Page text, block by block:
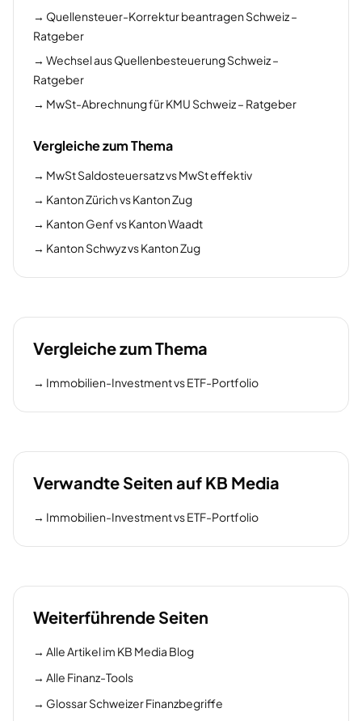
→ Quellensteuer-Korrektur beantragen Schweiz –
Ratgeber
→ Wechsel aus Quellenbesteuerung Schweiz –
Ratgeber
→ MwSt-Abrechnung für KMU Schweiz – Ratgeber
Vergleiche zum Thema
→ MwSt Saldosteuersatz vs MwSt effektiv
→ Kanton Zürich vs Kanton Zug
→ Kanton Genf vs Kanton Waadt
→ Kanton Schwyz vs Kanton Zug
Vergleiche zum Thema
→ Immobilien-Investment vs ETF-Portfolio
Verwandte Seiten auf KB Media
→ Immobilien-Investment vs ETF-Portfolio
Weiterführende Seiten
→ Alle Artikel im KB Media Blog
→ Alle Finanz-Tools
→ Glossar Schweizer Finanzbegriffe